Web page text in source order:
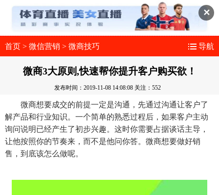
✕
首页 > 微信营销 > 微商技巧 导航
微商3大原则,快速帮你提升客户购买欲！
发布时间：2019-11-08 14:08:08 关注：552
微商想要成交的前提一定是沟通，先通过沟通让客户了
解产品和行业知识。一个简单的熟悉过程后，如果客户主动
询问说明已经产生了初步兴趣。这时你需要占据谈话主导，
让他按照你的节奏来，而不是他问你答。微商想要做好销
售，到底该怎么做呢。